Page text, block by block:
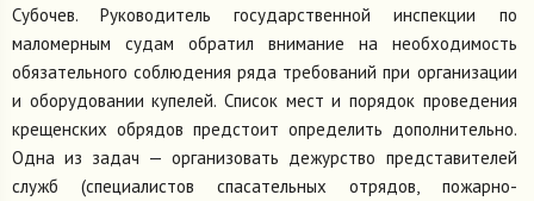
Субочев. Руководитель государственной инспекции по
маломерным судам обратил внимание на необходимость
обязательного соблюдения ряда требований при организации
и оборудовании купелей. Список мест и порядок проведения
крещенских обрядов предстоит определить дополнительно.
Одна из задач — организовать дежурство представителей
служб (специалистов спасательных отрядов, пожарно-